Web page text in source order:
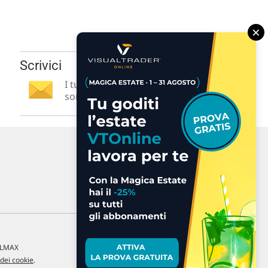
Scrivici
I tuoi suggerimenti per noi
sono preziosi e molto utili! »
cookie.
×